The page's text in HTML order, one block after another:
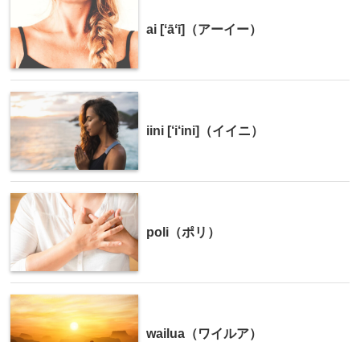
ai [ʻāʻī]（アーイー）
iini [‘i‘ini]（イイニ）
poli（ポリ）
wailua（ワイルア）